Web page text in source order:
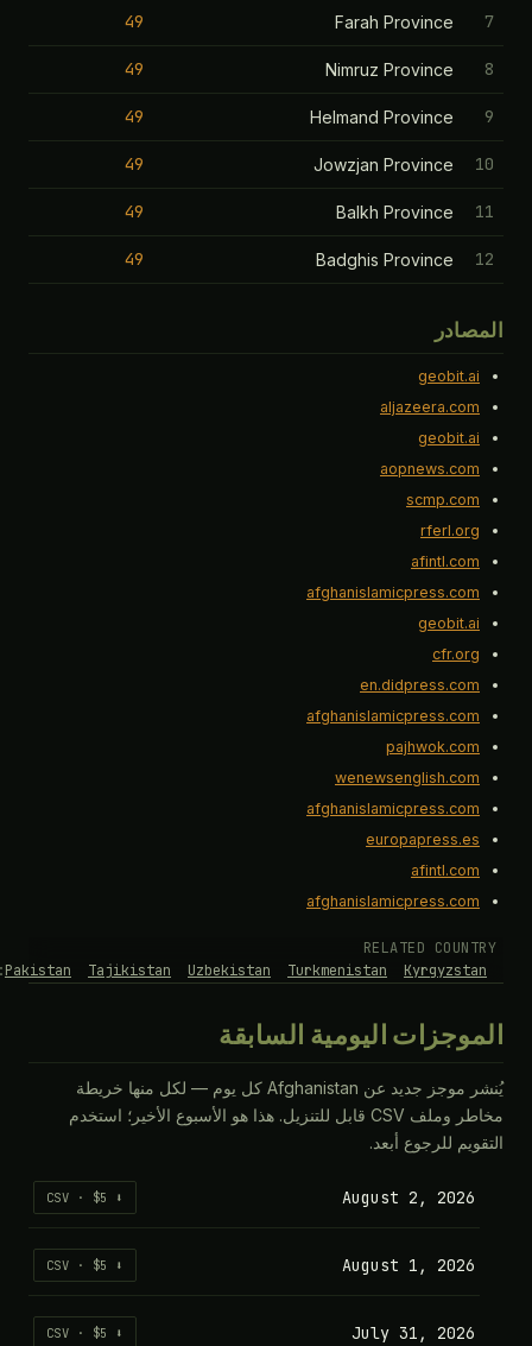
Farah Province
Nimruz Province
Helmand Province
Jowzjan Province
Balkh Province
Badghis Province
RELATED
BRIEFS:Pakistan Tajikistan Uzbekistan Turkmenistan
اليومية السابقة
يُنشر موجز جديد عن Afghanistan كل يوم — لكل منها خريطة
مخاطر وملف CSV قابل للتنزيل. هذا هو الأسبوع الأخير؛ استخدم
للرجوع أبعد.
August 2, 2026
August 1, 2026
July 31, 2026